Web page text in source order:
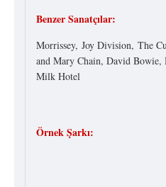
Benzer Sanatçılar:
Morrissey, Joy Division, The
and Mary Chain, David
Milk Hotel
Örnek Şarkı: